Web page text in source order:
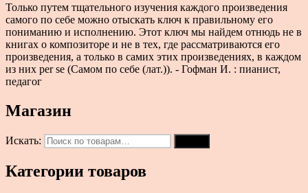
Только путем тщательного изучения каждого произведения
самого по себе можно отыскать ключ к правильному его
пониманию и исполнению. Этот ключ мы найдем отнюдь не в
книгах о композиторе и не в тех, где рассматриваются его
произведения, а только в самих этих произведениях, в каждом
из них per se (Самом по себе (лат.)). - Гофман И. : пианист,
педагог
Магазин
Искать:
Категории товаров